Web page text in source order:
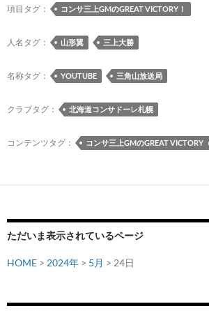
の
項目タグ： コンサ三上GMのGREAT VICTORY！
人名タグ： 山形翼 三上大勝
名称タグ： YOUTUBE 三角山放送局
クラブタグ： 北海道コンサドーレ札幌
コンテンツタグ： コンサ三上GMのGREAT VICTORY
ただいま表示されているページ
HOME > 2024年 > 5月 > 24日